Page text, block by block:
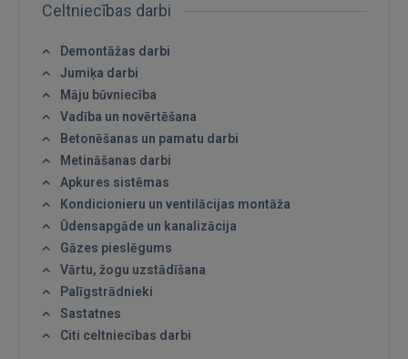
Celtniecības darbi
Demontāžas darbi
Jumiķa darbi
Māju būvniecība
Vadība un novērtēšana
Betonēšanas un pamatu darbi
Metināšanas darbi
Apkures sistēmas
Kondicionieru un ventilācijas montāža
Ūdensapgāde un kanalizācija
Gāzes pieslēgums
Vārtu, žogu uzstādīšana
Palīgstrādnieki
Sastatnes
Citi celtniecības darbi